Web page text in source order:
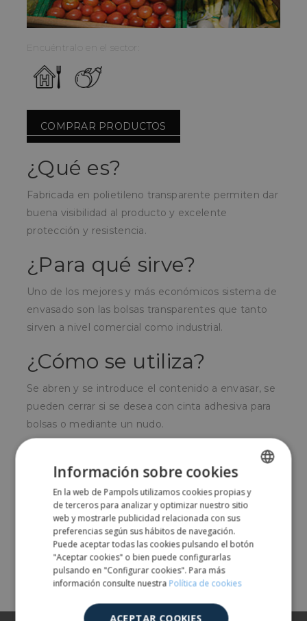
Encuéntralo en el sector:
COMPRAR PRODUCTOS
¿Qué es?
Fabricada en polietileno transparente permiten dar
buena visibilidad al producto y excelente
protección y resistencia.
¿Para qué sirve?
Uno de los mejores y más económicos sistema de
envasado son las bolsas transparentes que tanto
sirven a nivel comercial como industrial.
¿Cómo se utiliza?
Se abren y se introduce el contenido a envasar, se
pueden cerrar si se desea con cinta adhesiva para
bolsas o mediante un nudo.
Para supermercados en secciones de auto pesado
de fruta y verdura. Para otros sectores que
necesiten embalar productos a un nivel primario.
Comparte
SPANISH
ENGLISH
Información sobre cookies
En la web de Pampols utilizamos cookies propias y
de terceros para analizar y optimizar nuestro sitio
web y mostrarle publicidad relacionada con sus
preferencias según sus hábitos de navegación.
Puede aceptar todas las cookies pulsando el botón
"Aceptar cookies" o bien puede configurarlas
pulsando en "Configurar cookies". Para más
información consulte nuestra Política de cookies
ACEPTAR COOKIES